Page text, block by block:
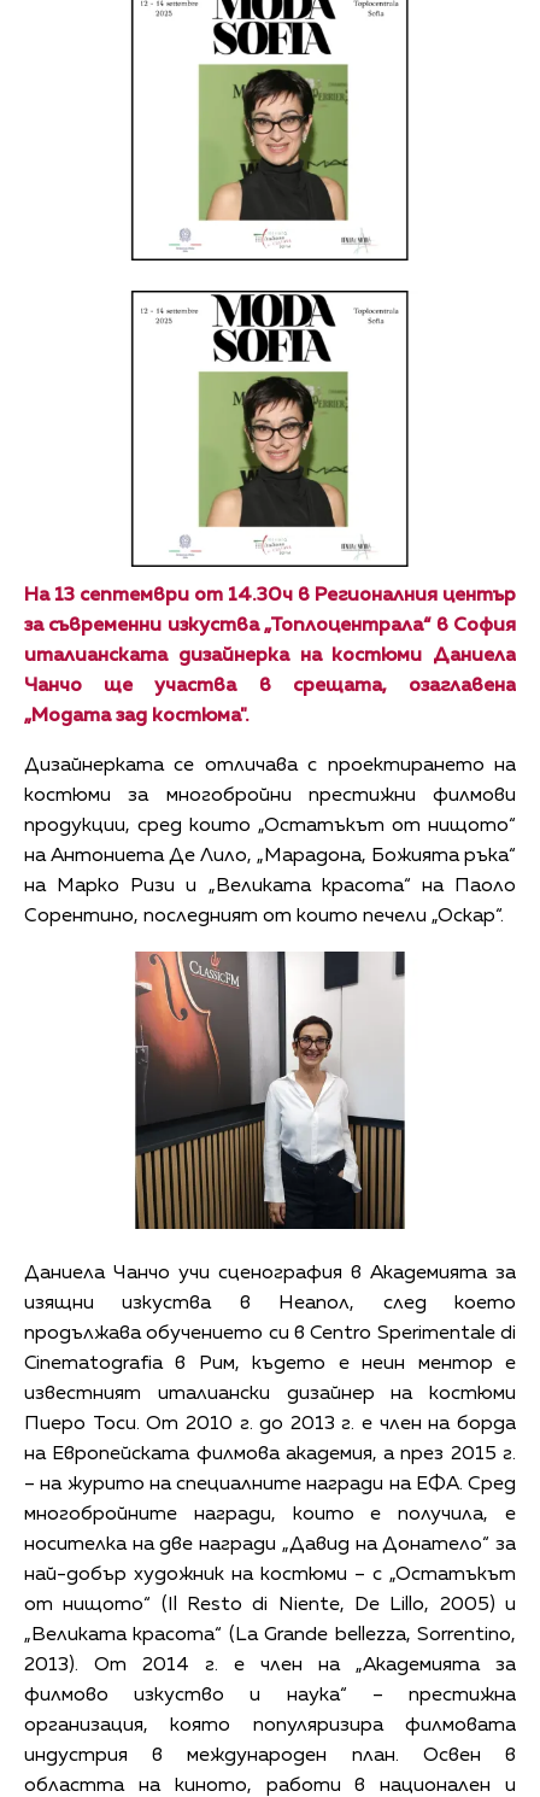
На 13 септември от 14.30ч в Регионалния център
за съвременни изкуства „Топлоцентрала“ в София
италианската дизайнерка на костюми Даниела
Чанчо ще участва в срещата, озаглавена
„Модата зад костюма".
Дизайнерката се отличава с проектирането на
костюми за многобройни престижни филмови
продукции, сред които „Остатъкът от нищото“
на Антониета Де Лило, „Марадона, Божията ръка“
на Марко Ризи и „Великата красота“ на Паоло
Сорентино, последният от които печели „Оскар“.
Даниела Чанчо учи сценография в Академията за
изящни изкуства в Неапол, след което
продължава обучението си в Centro Sperimentale di
Cinematografia в Рим, където е неин ментор е
известният италиански дизайнер на костюми
Пиеро Тоси. От 2010 г. до 2013 г. е член на борда
на Европейската филмова академия, а през 2015 г.
– на журито на специалните награди на ЕФА. Сред
многобройните награди, които е получила, е
носителка на две награди „Давид на Донатело“ за
най-добър художник на костюми – с „Остатъкът
от нищото“ (Il Resto di Niente, De Lillo, 2005) и
„Великата красота“ (La Grande bellezza, Sorrentino,
2013). От 2014 г. е член на „Академията за
филмово изкуство и наука“ – престижна
организация, която популяризира филмовата
индустрия в международен план. Освен в
областта на киното, работи в национален и